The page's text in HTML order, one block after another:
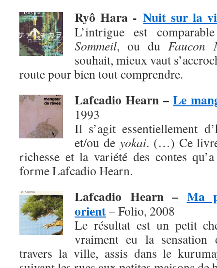
Ryô Hara-Nuit sur la
L’intrigue est
Sommeil, ou duFaucon
souhait, mieux vaut
route pour bien tout comprendre.
Lafcadio Hearn –Le
1993
Il s’agit essentiellement
et/ou de yokai. (…) Ce
richesse et la variété des contes
forme Lafcadio Hearn.
Lafcadio Hearn – Ma
orient– Folio, 2008
Le résultat est un petit
vraiment eu la sensation
travers la ville, assis dans le